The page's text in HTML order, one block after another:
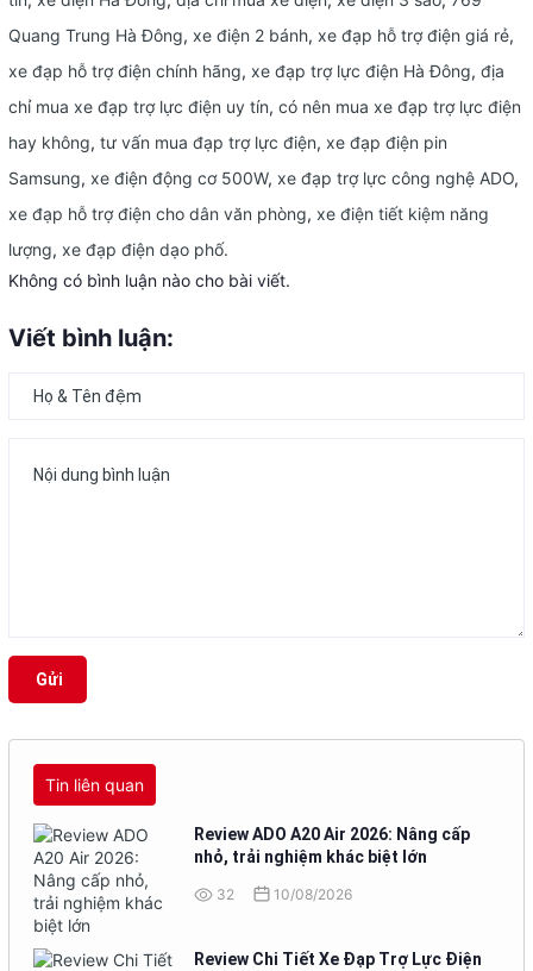
Quang Trung Hà Đông, xe điện 2 bánh, xe đạp hỗ trợ điện giá rẻ,
xe đạp hỗ trợ điện chính hãng, xe đạp trợ lực điện Hà Đông, địa
chỉ mua xe đạp trợ lực điện uy tín, có nên mua xe đạp trợ lực điện
hay không, tư vấn mua đạp trợ lực điện, xe đạp điện pin
Samsung, xe điện động cơ 500W, xe đạp trợ lực công nghệ ADO,
xe đạp hỗ trợ điện cho dân văn phòng, xe điện tiết kiệm năng
lượng, xe đạp điện dạo phố.
Không có bình luận nào cho bài viết.
Viết bình luận:
Gửi
Tin liên quan
Review ADO A20 Air 2026: Nâng cấp
nhỏ, trải nghiệm khác biệt lớn
32 10/08/2026
Review Chi Tiết Xe Đạp Trợ Lực Điện